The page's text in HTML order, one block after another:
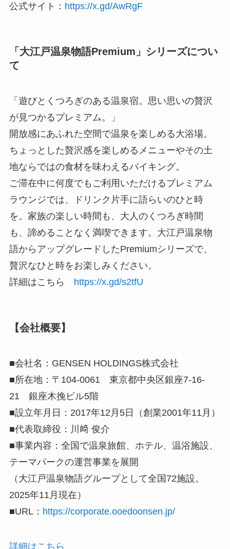
公式サイト： https://x.gd/AwRgF
「大江戸温泉物語Premium」シリーズについ
て
「遊びとくつろぎのある温泉宿。思い思いの贅沢
が見つかるプレミアム。」
開放感にあふれた空間で温泉を楽しめる大浴場。
ちょっとした贅沢感を楽しめるメニューやその土
地ならではの食材を味わえるバイキング。
ご滞在中に何度でもご利用いただけるプレミアム
ラウンジでは、ドリンク片手に語らいのひと時
を。家族の楽しい時間も、大人のくつろぎ時間
も、諦めることなく満喫できます。大江戸温泉物
語からアップグレードしたPremiumシリーズで、
贅沢なひと時をお楽しみください。
詳細はこちら
https://x.gd/s2tfU
【会社概要】
■会社名：GENSEN HOLDINGS株式会社
■所在地：〒104-0061 東京都中央区銀座7-16-
21 銀座木挽ビル5階
■設立年月日：2017年12月5日（創業2001年11月）
■代表取締役：川﨑 俊介
■事業内容：全国で温泉旅館、ホテル、温浴施設、
テーマパークの運営事業を展開
（大江戸温泉物語グループとして全国72施設。
2025年11月現在）
■URL： https://corporate.ooedoonsen.jp/
詳細はこちら